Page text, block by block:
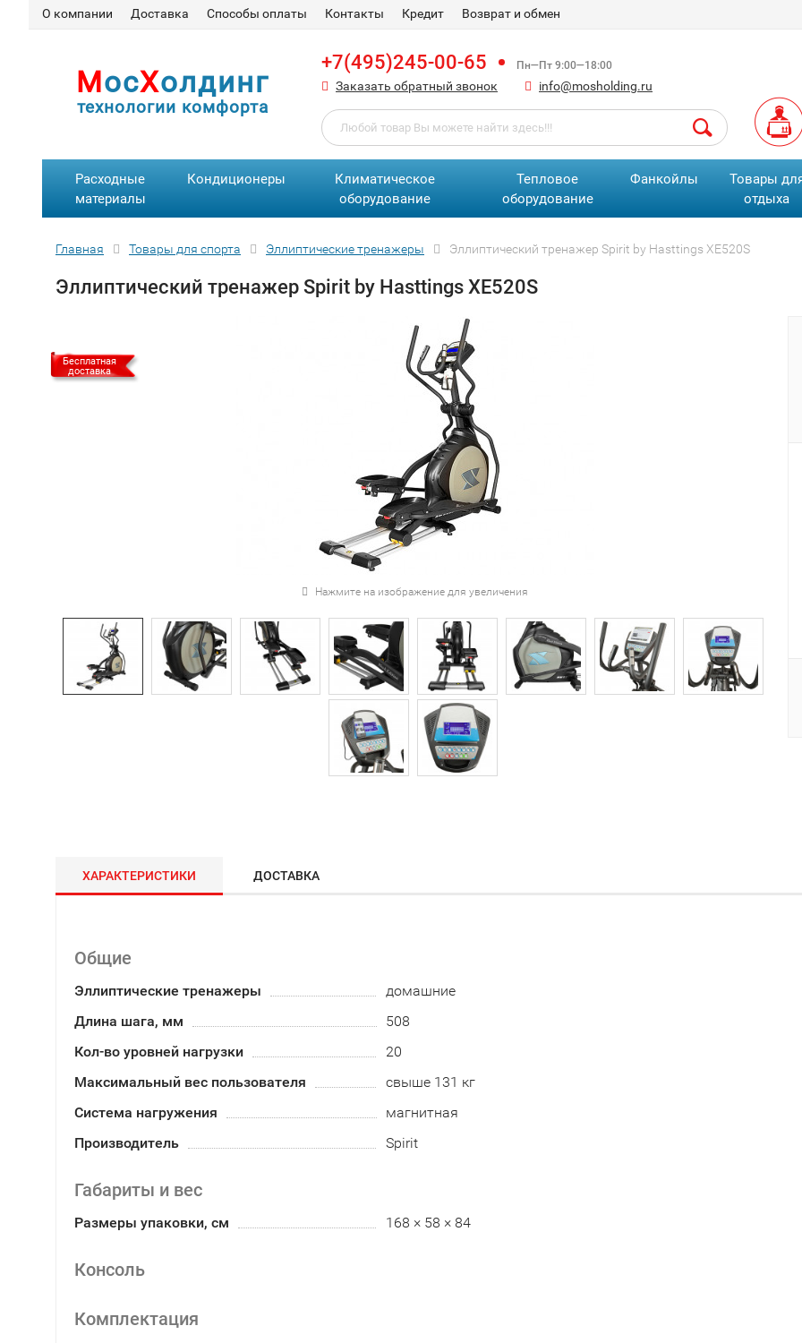
О компании Доставка Способы оплаты Контакты Кредит Возврат и обмен
МосХолдинг
технологии комфорта
+7(495)245-00-65 Пн—Пт 9:00—18:00
Заказать обратный звонок info@mosholding.ru
Расходные
материалы
Кондиционеры
Климатическое
оборудование
Тепловое
оборудование
Фанкойлы
Товары
отдыха
Главная Товары для спорта Эллиптические тренажеры Эллиптический тренажер Spirit by Hasttings XE520S
Эллиптический тренажер Spirit by Hasttings XE520S
Нажмите на изображение для увеличения
Бесплатная
доставка
ХАРАКТЕРИСТИКИ ДОСТАВКА
Общие
Эллиптические тренажеры
домашние
Длина шага, мм
508
Кол-во уровней нагрузки
20
Максимальный вес пользователя
свыше 131 кг
Система нагружения
магнитная
Производитель
Spirit
Габариты и вес
Размеры упаковки, см 168 × 58 × 84
Консоль
Комплектация